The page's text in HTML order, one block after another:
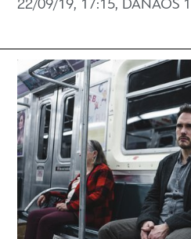
22/09/19, 17:15, DANAOS 1